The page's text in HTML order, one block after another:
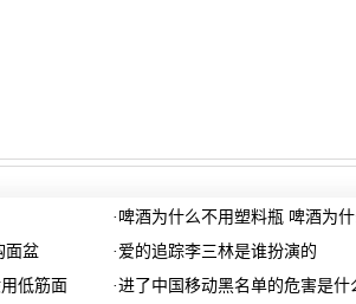
· 啤酒为什么不用塑料瓶 啤酒为
面盆 · 爱的追踪李三林是谁扮演的
低筋面 ·进了中国移动黑名单的危害是什